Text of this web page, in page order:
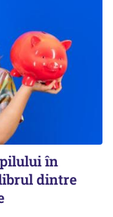
în
dintre